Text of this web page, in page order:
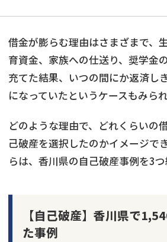
借金が膨らむ理由はさまざまで、
育資金、家族への仕送り、奨学金
充てた結果、いつの間にか返済し
になっていたというケースもみられ
どのような理由で、どれくらいの
己破産を選択したのかイメージで
らは、香川県の自己破産事例を3つ
【自己破産】香川県で
た事例